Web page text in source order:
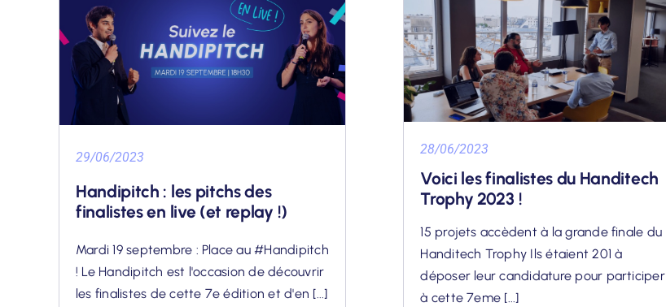
29/06/2023
Handipitch : les pitchs des
finalistes en live (et replay !)
Mardi 19 septembre : Place au #Handipitch
! Le Handipitch est l'occasion de découvrir
les finalistes de cette 7e édition et d'en [...]
28/06/2023
Voici les finalistes du Handitech
Trophy 2023 !
15 projets accèdent à la grande finale du
Handitech Trophy Ils étaient 201 à
déposer leur candidature pour participer
à cette 7eme [...]